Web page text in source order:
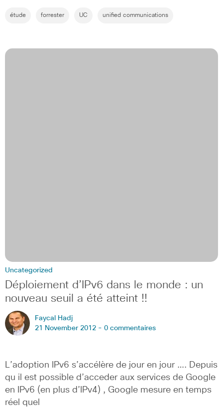
étude forrester UC unified communications
Uncategorized
Déploiement d’IPv6 dans le monde : un
nouveau seuil a été atteint !!
Faycal Hadj
21 November 2012 - 0 commentaires
L’adoption IPv6 s’accélère de jour en jour …. Depuis
qu il est possible d’acceder aux services de Google
en IPv6 (en plus d’IPv4) , Google mesure en temps
réel quel